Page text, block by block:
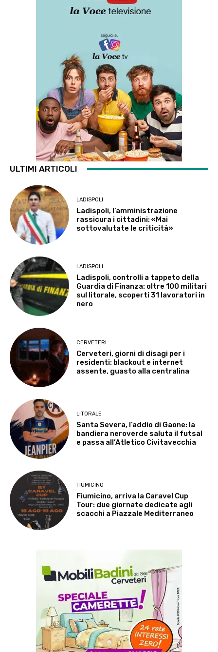
ULTIMI ARTICOLI
LADISPOLI
Ladispoli, l’amministrazione
rassicura i cittadini: «Mai
sottovalutate le criticità»
LADISPOLI
Ladispoli, controlli a tappeto della
Guardia di Finanza: oltre 100 militari
sul litorale, scoperti 31 lavoratori in
nero
CERVETERI
Cerveteri, giorni di disagi per i
residenti: blackout e internet
assente, guasto alla centralina
LITORALE
Santa Severa, l’addio di Gaone: la
bandiera neroverde saluta il futsal
e passa all’Atletico Civitavecchia
FIUMICINO
Fiumicino, arriva la Caravel Cup
Tour: due giornate dedicate agli
scacchi a Piazzale Mediterraneo